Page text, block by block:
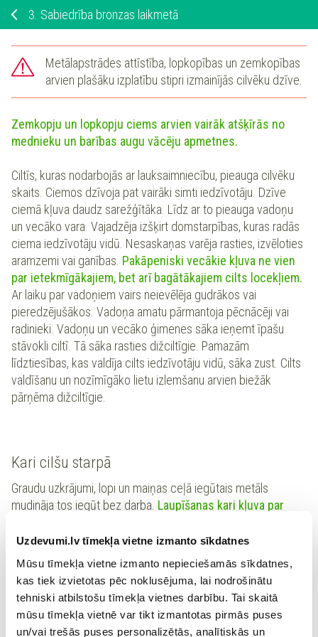
Uzdevumi.lv tīmekļa vietne izmanto sīkdatnes
Mūsu tīmekļa vietne izmanto nepieciešamās sīkdatnes,
kas tiek izvietotas pēc noklusējuma, lai nodrošinātu
tehniski atbilstošu tīmekļa vietnes darbību. Tai skaitā
mūsu tīmekļa vietnē var tikt izmantotas pirmās puses
un/vai trešās puses personalizētās, analītiskās un
3. Sabiedrība bronzas laikmetā
Metālapstrādes attīstība, lopkopības un zemkopības
arvien plašāku izplatību stipri izmainījās cilvēku dzīve.
Zemkopju un lopkopju ciems arvien vairāk atšķīrās no
mednieku un barības augu vācēju apmetnes.
Ciltīs, kuras nodarbojās ar lauksaimniecību, pieauga cilvēku
skaits. Ciemos dzīvoja pat vairāki simti iedzīvotāju. Dzīve
ciemā kļuva daudz sarežģītāka. Līdz ar to pieauga vadoņu
un vecāko vara. Vajadzēja izšķirt domstarpības, kuras radās
ciema iedzīvotāju vidū. Nesaskaņas varēja rasties, izvēloties
aramzemi vai ganības. Pakāpeniski vecākie kļuva ne vien
par ietekmīgākajiem, bet arī bagātākajiem cilts locekļiem.
Ar laiku par vadoņiem vairs neievēlēja gudrākos vai
pieredzējušākos. Vadoņa amatu pārmantoja pēcnācēji vai
radinieki. Vadoņu un vecāko ģimenes sāka ieņemt īpašu
stāvokli ciltī. Tā sāka rasties dižciltīgie. Pamazām
līdztiesības, kas valdīja cilts iedzīvotāju vidū, sāka zust. Cilts
valdīšanu un nozīmīgāko lietu izlemšanu arvien biežāk
pārņēma dižciltīgie.
Kari cilšu starpā
Graudu uzkrājumi, lopi un maiņas ceļā iegūtais metāls
mudināja tos iegūt bez darba. Laupīšanas kari kļuva par
Sadursmes cilšu starpā izraisīja strīdi par auglīgākajām
zemēm vai labākajām ganībām. Karu iemels nereti bija arī
vēlme iegūt vairāk lopu, atņemt ražu un sagūstīt cilvēkus.
Kara laikā cilts iecēla karavadoni – drošsirdīgāko, gudrāko
un pieredzējušāko vīru ciltī.
Ja kari bija bieži, karavadonis